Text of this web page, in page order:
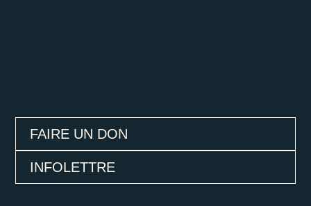
FAIRE UN DON
INFOLETTRE